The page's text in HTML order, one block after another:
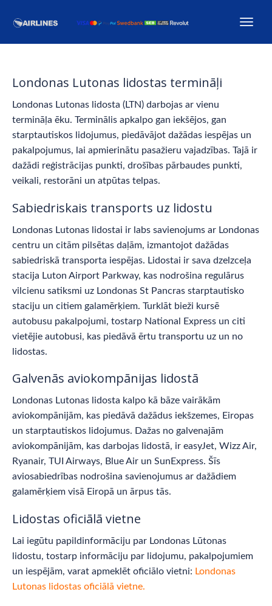
Londonas Lutonas lidostas termināļi
Londonas Lutonas lidosta (LTN) darbojas ar vienu
termināļa ēku. Terminālis apkalpo gan iekšējos, gan
starptautiskos lidojumus, piedāvājot dažādas iespējas un
pakalpojumus, lai apmierinātu pasažieru vajadzības. Tajā ir
dažādi reģistrācijas punkti, drošības pārbaudes punkti,
veikali, restorāni un atpūtas telpas.
Sabiedriskais transports uz lidostu
Londonas Lutonas lidostai ir labs savienojums ar Londonas
centru un citām pilsētas daļām, izmantojot dažādas
sabiedriskā transporta iespējas. Lidostai ir sava dzelzceļa
stacija Luton Airport Parkway, kas nodrošina regulārus
vilcienu satiksmi uz Londonas St Pancras starptautisko
staciju un citiem galamērķiem. Turklāt bieži kursē
autobusu pakalpojumi, tostarp National Express un citi
vietējie autobusi, kas piedāvā ērtu transportu uz un no
lidostas.
Galvenās aviokompānijas lidostā
Londonas Lutonas lidosta kalpo kā bāze vairākām
aviokompānijām, kas piedāvā dažādus iekšzemes, Eiropas
un starptautiskos lidojumus. Dažas no galvenajām
aviokompānijām, kas darbojas lidostā, ir easyJet, Wizz Air,
Ryanair, TUI Airways, Blue Air un SunExpress. Šīs
aviosabiedrības nodrošina savienojumus ar dažādiem
galamērķiem visā Eiropā un ārpus tās.
Lidostas oficiālā vietne
Lai iegūtu papildinformāciju par Londonas Lūtonas
lidostu, tostarp informāciju par lidojumu, pakalpojumiem
un iespējām, varat apmeklēt oficiālo vietni: Londonas
Lutonas lidostas oficiālā vietne.